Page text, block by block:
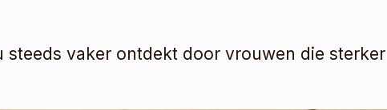
vaker ontdekt door vrouwen die